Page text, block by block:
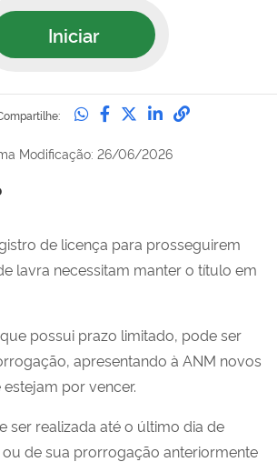
Iniciar
Compartilhe no
Compartilhe no
Compartilhe no
Compartilhe
Modificação: 26/06/2026
de licença para prosseguirem
lavra necessitam manter o título em
possui prazo limitado, pode ser
apresentando à ANM novos
por vencer.
ser realizada até o último dia de
de sua prorrogação anteriormente